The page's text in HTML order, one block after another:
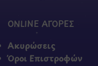
ONLINE ΑΓΟΡΕΣ
Ακυρώσεις
Όροι Επιστροφών